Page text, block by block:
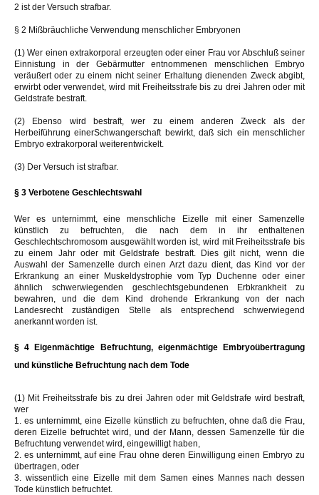
2 ist der Versuch strafbar.
§ 2 Mißbräuchliche Verwendung menschlicher Embryonen
(1) Wer einen extrakorporal erzeugten oder einer Frau vor Abschluß seiner
Einnistung in der Gebärmutter entnommenen menschlichen Embryo
veräußert oder zu einem nicht seiner Erhaltung dienenden Zweck abgibt,
erwirbt oder verwendet, wird mit Freiheitsstrafe bis zu drei Jahren oder mit
Geldstrafe bestraft.
(2) Ebenso wird bestraft, wer zu einem anderen Zweck als der
Herbeiführung einerSchwangerschaft bewirkt, daß sich ein menschlicher
Embryo extrakorporal weiterentwickelt.
(3) Der Versuch ist strafbar.
§ 3 Verbotene Geschlechtswahl
Wer es unternimmt, eine menschliche Eizelle mit einer Samenzelle
künstlich zu befruchten, die nach dem in ihr enthaltenen
Geschlechtschromosom ausgewählt worden ist, wird mit Freiheitsstrafe bis
zu einem Jahr oder mit Geldstrafe bestraft. Dies gilt nicht, wenn die
Auswahl der Samenzelle durch einen Arzt dazu dient, das Kind vor der
Erkrankung an einer Muskeldystrophie vom Typ Duchenne oder einer
ähnlich schwerwiegenden geschlechtsgebundenen Erbkrankheit zu
bewahren, und die dem Kind drohende Erkrankung von der nach
Landesrecht zuständigen Stelle als entsprechend schwerwiegend
anerkannt worden ist.
§ 4 Eigenmächtige Befruchtung, eigenmächtige Embryoübertragung
und künstliche Befruchtung nach dem Tode
(1) Mit Freiheitsstrafe bis zu drei Jahren oder mit Geldstrafe wird bestraft,
wer
1. es unternimmt, eine Eizelle künstlich zu befruchten, ohne daß die Frau,
deren Eizelle befruchtet wird, und der Mann, dessen Samenzelle für die
Befruchtung verwendet wird, eingewilligt haben,
2. es unternimmt, auf eine Frau ohne deren Einwilligung einen Embryo zu
übertragen, oder
3. wissentlich eine Eizelle mit dem Samen eines Mannes nach dessen
Tode künstlich befruchtet.